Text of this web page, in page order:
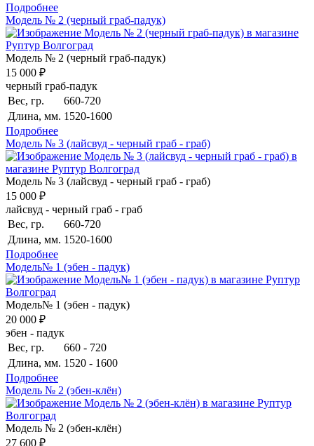
Подробнее
Модель № 2 (черный граб-падук)
Модель № 2 (черный граб-падук)
15 000 ₽
черный граб-падук
Вес, гр.
660-720
Длина, мм. 1520-1600
Подробнее
Модель № 3 (лайсвуд - черный граб - граб)
Модель № 3 (лайсвуд - черный граб - граб)
15 000 ₽
лайсвуд - черный граб - граб
Вес, гр.
660-720
Длина, мм. 1520-1600
Подробнее
Модель№ 1 (эбен - падук)
Модель№ 1 (эбен - падук)
20 000 ₽
эбен - падук
Вес, гр.
660 - 720
Длина, мм. 1520 - 1600
Подробнее
Модель № 2 (эбен-клён)
Модель № 2 (эбен-клён)
27 600 ₽